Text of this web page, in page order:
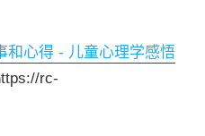
和心得 - 儿童心理学感悟
rc-